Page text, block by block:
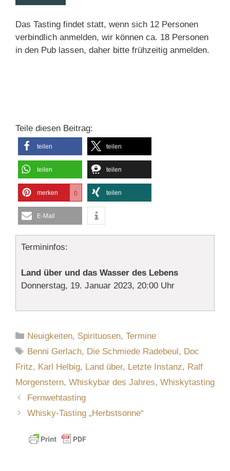
Das Tasting findet statt, wenn sich 12 Personen
verbindlich anmelden, wir können ca. 18 Personen
in den Pub lassen, daher bitte frühzeitig anmelden.
Teile diesen Beitrag:
teilen teilen
teilen teilen
merken 0 teilen
E-Mail
Termininfos:
Land über und das Wasser des Lebens
Donnerstag, 19. Januar 2023, 20:00 Uhr
Kategorien
Neuigkeiten, Spirituosen,Termine
Schlagwörter
Benni Gerlach, Die Schmiede Radebeul, Doc
Fritz, Karl Helbig, Land über, Letzte Instanz, Ralf
Morgenstern, Whiskybar des Jahres, Whiskytasting
Fernwehtasting
Whisky-Tasting „Herbstsonne“